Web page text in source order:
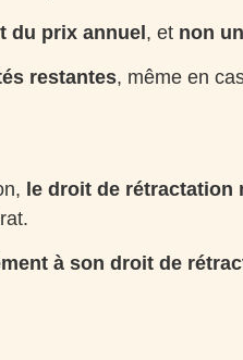
du prix annuel , et non
restantes, même en
le droit de rétractation
à son droit de